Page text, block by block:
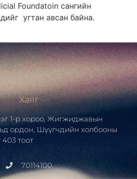
Foundatoin сангийн
угтан авсан байна.
Хаяг
1-р хороо, Жигжиджавын
ордон, Шүүгчдийн холбооны
тоот
70114100